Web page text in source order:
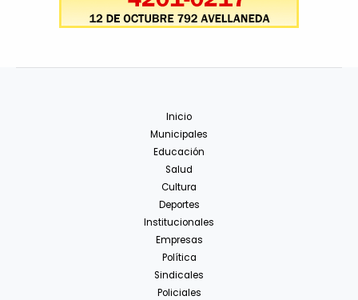
Inicio
Municipales
Educación
Salud
Cultura
Deportes
Institucionales
Empresas
Política
Sindicales
Policiales